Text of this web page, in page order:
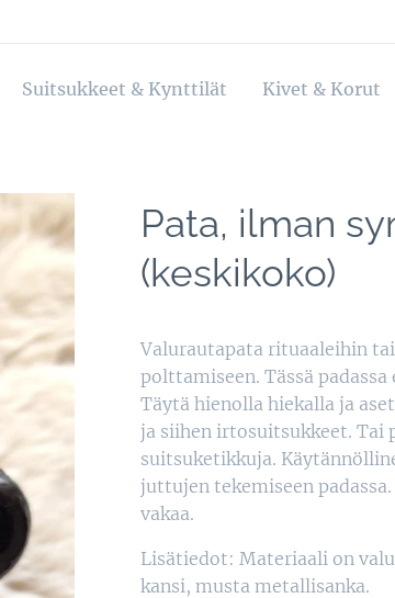
Suitsukkeet & Kynttilät Kivet & Korut
Pata, ilman
(keskikoko)
Valurautapata rituaaleihin
polttamiseen. Tässä
Täytä hienolla hiekalla ja
ja siihen irtosuitsukkeet. Tai
suitsuketikkuja.
juttujen tekemiseen
vakaa.
Lisätiedot: Materiaali on
kansi, musta metallisanka.